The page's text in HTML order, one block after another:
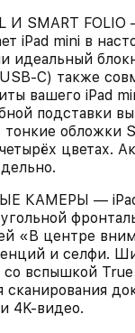
И SMART
iPad mini в
идеальный
C) также
вашего iPad
подставки
тонкие обложки
цветах.
КАМЕРЫ — iPad
«В центре
и селфи.
вспышкой
сканирования
4K‑видео.